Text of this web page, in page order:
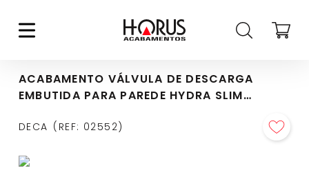
ACABAMENTO VÁLVULA DE DESCARGA
EMBUTIDA PARA PAREDE HYDRA SLIM
DECA REF: 02552